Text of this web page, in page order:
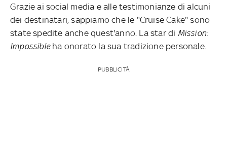
Grazie ai social media e alle testimonianze di alcuni
dei destinatari, sappiamo che le "Cruise Cake" sono
state spedite anche quest'anno. La star di Mission:
Impossibleha onorato la sua tradizione personale.
PUBBLICITÀ